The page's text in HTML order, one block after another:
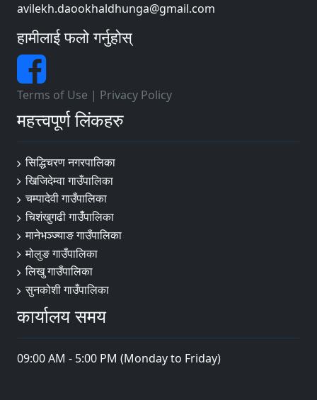
avilekh.daookhaldhunga@gmail.com
हामीलाई फलो गर्नुहोस्
Terms of Use | Privacy Policy
महत्त्वपूर्ण लिंकहरु
सिद्धिचरण नगरपालिका
खिजिदेम्वा गाउँपालिका
चम्पादेवी गाउँपालिका
चिशंखुगढी गाउँँपालिका
मानेभञ्‍ज्याङ गाउँपालिका
मोलुङ गाउँपालिका
लिखु गाउँपालिका
सुनकोशी गाउँपालिका
कार्यालय समय
09:00 AM - 5:00 PM (Monday to Friday)